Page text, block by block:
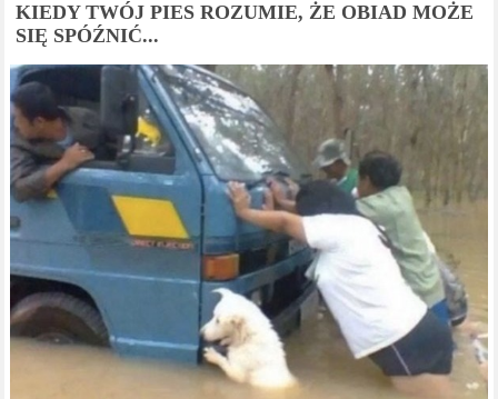
KIEDY TWÓJ PIES ROZUMIE, ŻE OBIAD MOŻE
SIĘ SPÓŹNIĆ...